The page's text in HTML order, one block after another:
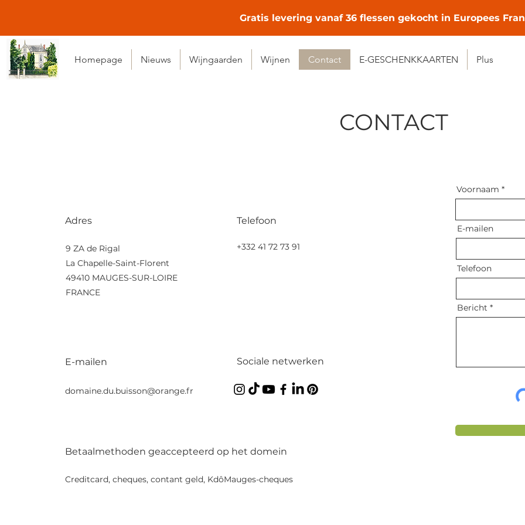
Gratis levering vanaf 36 flessen gekocht in Europees
Homepage Nieuws Wijngaarden Wijnen Contact E-GESCHENKKAARTEN Plus
CONTACT
Adres
9 ZA de Rigal
La Chapelle-Saint-Florent
49410 MAUGES-SUR-LOIRE
FRANCE
E-mailen
domaine.du.buisson@orange.fr
Telefoon
+332 41 72 73 91
Sociale netwerken
Betaalmethoden geaccepteerd op het domein
Creditcard, cheques, contant geld, KdôMauges-cheques
Voornaam
E-mailen
Telefoon
Bericht